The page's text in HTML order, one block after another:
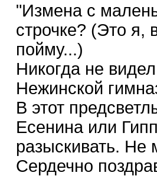
"Измена с
строчке? (Это я,
пойму...)
Никогда не
Нежинской
В этот
Есенина или
разыскивать. Не
Сердечно